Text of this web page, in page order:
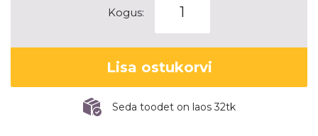
Kogus:
CONNEX
VAN
(TV701)
kogus
Lisa ostukorvi
Seda toodet on laos 32tk